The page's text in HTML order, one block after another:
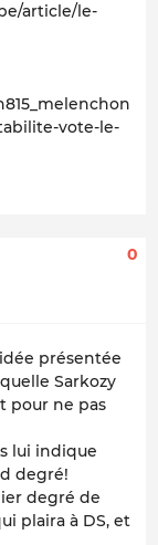
article/le-
vote-le-
0
présentée
Sarkozy
pour ne pas
lui indique
degré!
degré de
plaira à DS, et